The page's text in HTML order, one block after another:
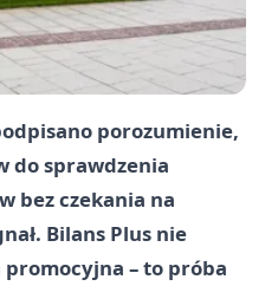
porozumienie,
do sprawdzenia
bez czekania na
Bilans Plus nie
– to próba